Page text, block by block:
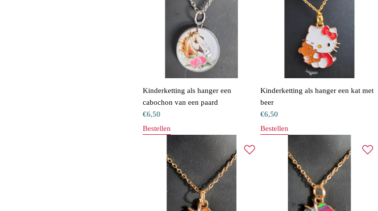
Kinderketting als hanger een
cabochon van een paard
€6,50
Bestellen
Kinderketting als hanger een kat met
beer
€6,50
Bestellen